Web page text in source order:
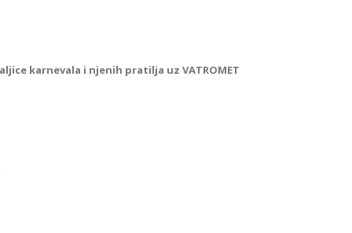
karnevala i njenih pratilja uz VATROMET